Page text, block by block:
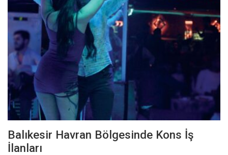
Balıkesir Havran Bölgesinde Kons İş
İlanları